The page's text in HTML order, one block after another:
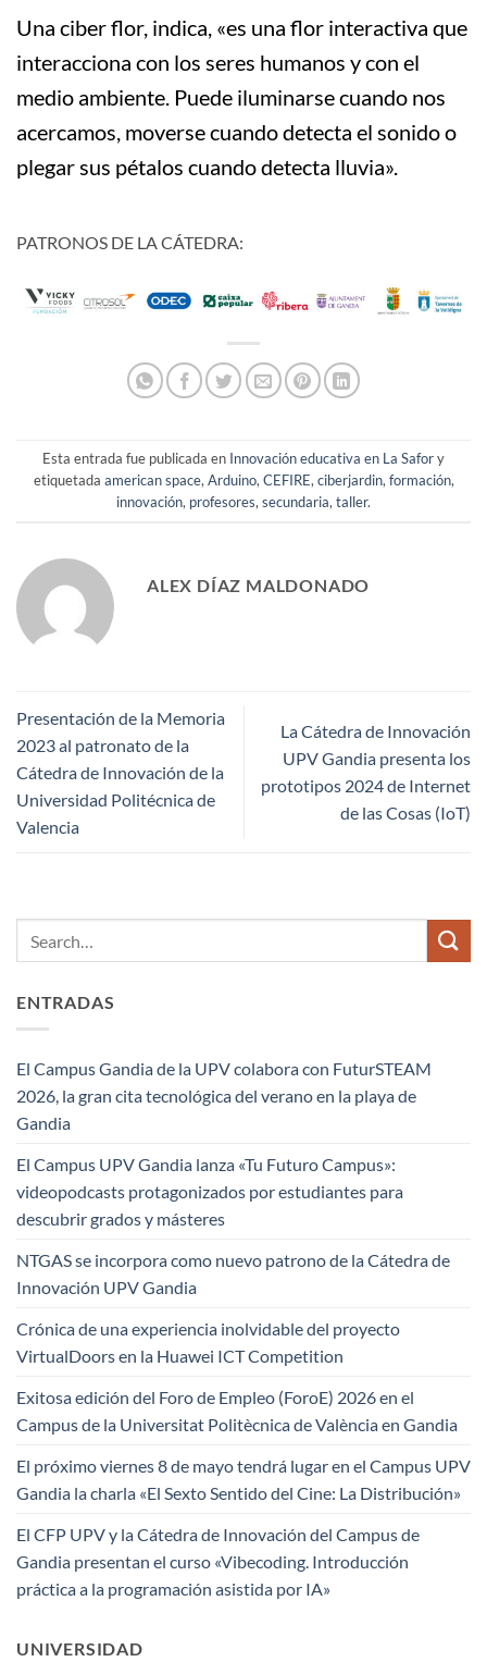
Una ciber flor, indica, «es una flor interactiva que
interacciona con los seres humanos y con el
medio ambiente. Puede iluminarse cuando nos
acercamos, moverse cuando detecta el sonido o
plegar sus pétalos cuando detecta lluvia».
PATRONOS DE LA CÁTEDRA:
Esta entrada fue publicada en Innovación educativa en La Safory
etiquetada american space, Arduino, CEFIRE, ciberjardin, formación,
innovación, profesores, secundaria, taller.
ALEX DÍAZ MALDONADO
Presentación de la Memoria
2023 al patronato de la
Cátedra de Innovación de la
Universidad Politécnica de
Valencia
La Cátedra de Innovación
UPV Gandia presenta los
prototipos 2024 de Internet
de las Cosas (IoT)
ENTRADAS
El Campus Gandia de la UPV colabora con FuturSTEAM
2026, la gran cita tecnológica del verano en la playa de
Gandia
El Campus UPV Gandia lanza «Tu Futuro Campus»:
videopodcasts protagonizados por estudiantes para
descubrir grados y másteres
NTGAS se incorpora como nuevo patrono de la Cátedra de
Innovación UPV Gandia
Crónica de una experiencia inolvidable del proyecto
VirtualDoors en la Huawei ICT Competition
Exitosa edición del Foro de Empleo (ForoE) 2026 en el
Campus de la Universitat Politècnica de València en Gandia
El próximo viernes 8 de mayo tendrá lugar en el Campus UPV
Gandia la charla «El Sexto Sentido del Cine: La Distribución»
El CFP UPV y la Cátedra de Innovación del Campus de
Gandia presentan el curso «Vibecoding. Introducción
práctica a la programación asistida por IA»
UNIVERSIDAD